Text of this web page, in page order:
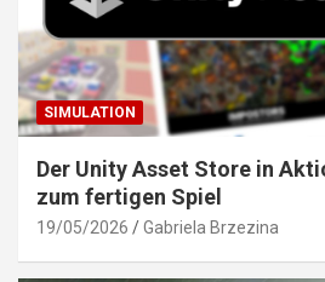
SIMULATION
Der Unity Asset Store in
zum fertigen Spiel
19/05/2026 Gabriela Brzezina